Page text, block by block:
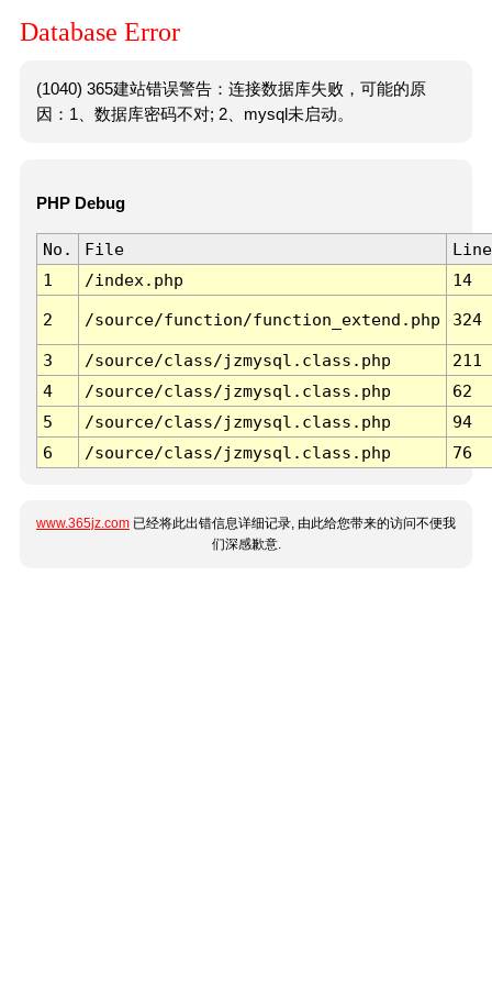
Database Error
(1040) 365建站错误警告：连接数据库失败，可能的原
因：1、数据库密码不对; 2、mysql未启动。
PHP Debug
No. File
Line
1
/index.php 14
2 /source/function/function_extend.php 324
3 /source/class/jzmysql.class.php
211
4
/source/class/jzmysql.class.php
62
5
/source/class/jzmysql.class.php
94
6
/source/class/jzmysql.class.php 76
www.365jz.com 已经将此出错信息详细记录, 由此给您带来的访问不便我
们深感歉意.